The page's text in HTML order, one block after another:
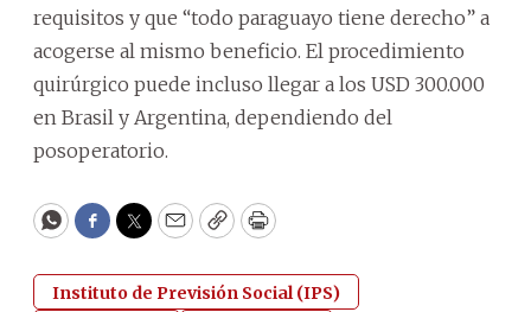
requisitos y que “todo paraguayo tiene derecho” a
acogerse al mismo beneficio. El procedimiento
quirúrgico puede incluso llegar a los USD 300.000
en Brasil y Argentina, dependiendo del
posoperatorio.
WhatsApp
Facebook
Twitter
EmailCopyPrint
Instituto de Previsión Social (IPS)